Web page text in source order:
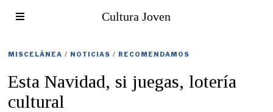
Cultura Joven
MISCELÁNEA / NOTICIAS / RECOMENDAMOS
Esta Navidad, si juegas, lotería
cultural